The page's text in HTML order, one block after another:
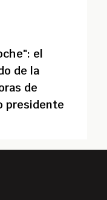
el
de la
de
presidente